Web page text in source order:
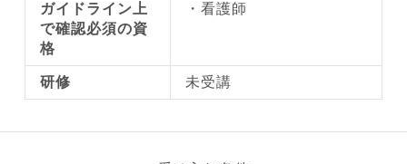
ガイドライン上
で確認必須の資
格
看護師
研修 未受講